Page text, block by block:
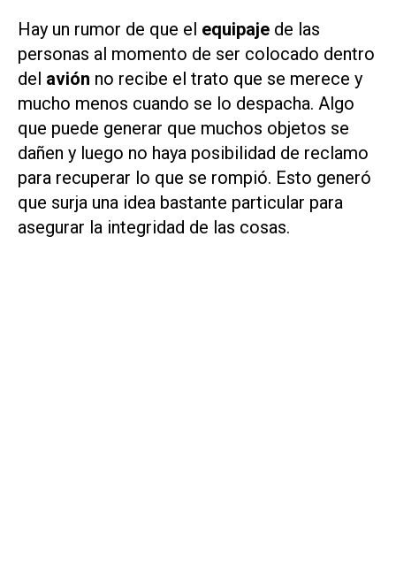
Hay un rumor de que el equipaje de las
personas al momento de ser colocado dentro
del avión no recibe el trato que se merece y
mucho menos cuando se lo despacha. Algo
que puede generar que muchos objetos se
dañen y luego no haya posibilidad de reclamo
para recuperar lo que se rompió. Esto generó
que surja una idea bastante particular para
asegurar la integridad de las cosas.